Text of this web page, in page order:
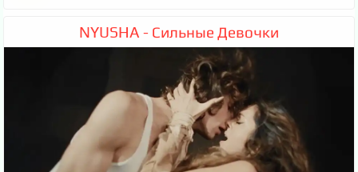
NYUSHA - Сильные Девочки